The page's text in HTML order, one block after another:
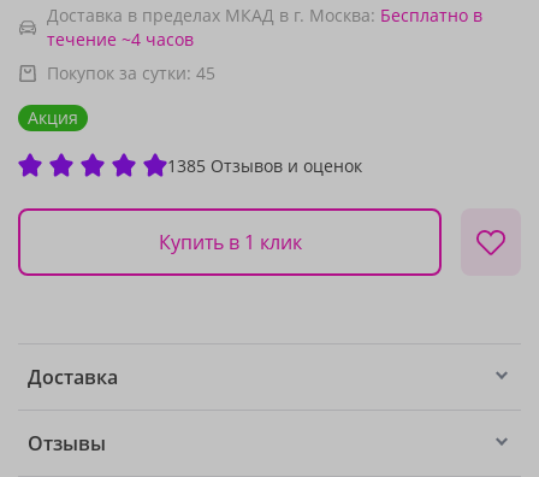
Доставка в пределах МКАД в г. Москва: Бесплатно в
течение ~4 часов
Покупок за сутки: 45
Акция
1385 Отзывов и оценок
Купить в 1 клик
Доставка
Отзывы